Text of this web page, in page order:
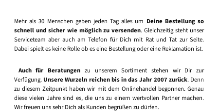
Mehr als 30 Menschen geben jeden Tag alles um Deine Bestellung so
schnell und sicher wie möglich zu versenden. Gleichzeitig steht unser
Serviceteam aber auch am Telefon für Dich mit Rat und Tat zur Seite.
Dabei spielt es keine Rolle ob es eine Bestellung oder eine Reklamation ist.
Auch für Beratungen zu unserem Sortiment stehen wir Dir zur
Verfügung. Unsere Wurzeln reichen bis in das Jahr 2007 zurück. Denn
zu diesem Zeitpunkt haben wir mit dem Onlinehandel begonnen. Genau
diese vielen Jahre sind es, die uns zu einem wertvollen Partner machen.
Wir freuen uns sehr Dich als Kunden begrüßen zu dürfen.